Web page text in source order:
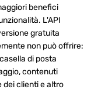
benefici
L'API
gratuita
non può offrire:
di posta
contenuti
dei clienti e altro